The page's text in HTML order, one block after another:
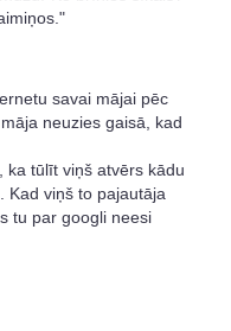
savai mājai pēc
neuzies gaisā, kad
ka tūlīt viņš atvērs kādu
Kad viņš to pajautāja
tu par googli neesi